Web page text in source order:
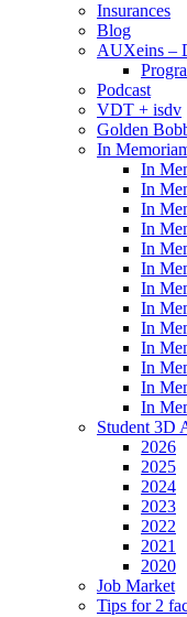
Insurances
Blog
AUXeins –
Podcast
VDT + isdv
Golden
In
In
In
In
In
In
In
In
In
In
In
In
In
In
Student 3D
2026
2025
2024
2023
2022
2021
2020
Job Market
Tips for 2